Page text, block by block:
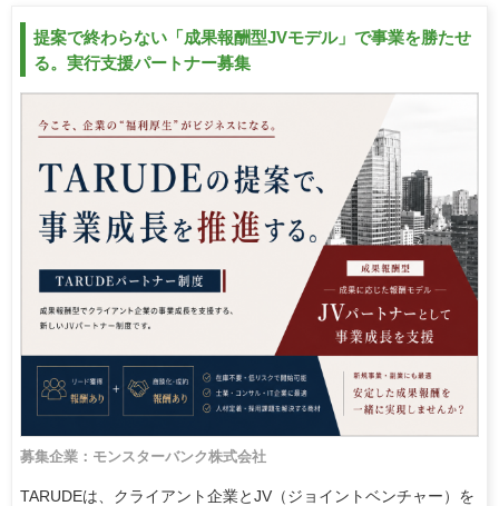
提案で終わらない「成果報酬型JVモデル」で事業を勝たせ
る。実行支援パートナー募集
募集企業：モンスターバンク株式会社
TARUDEは、クライアント企業とJV（ジョイントベンチャー）を